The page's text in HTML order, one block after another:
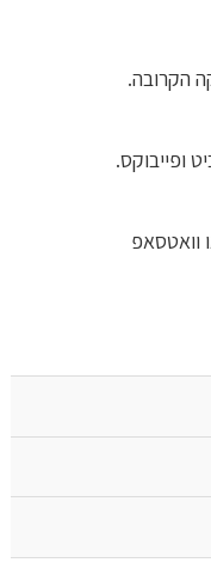
הקרובה.
ופייבוקס.
וואטסאפ